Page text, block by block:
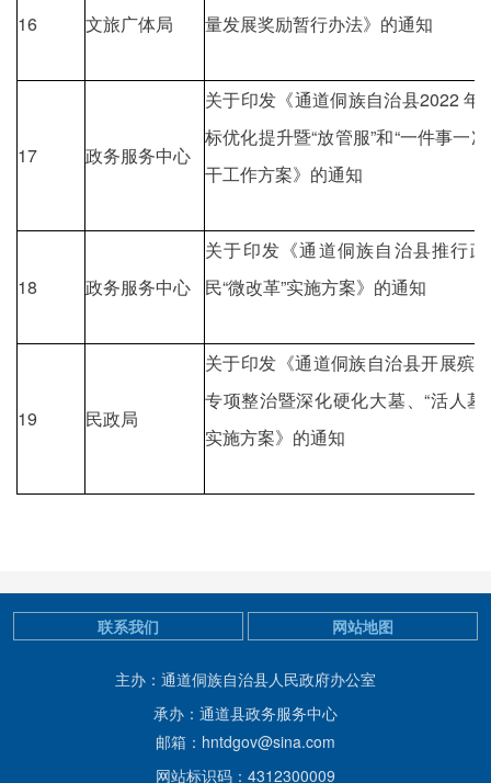
16 文旅广体局
量发展奖励暂行办法》的通知
17 政务服务中心
关于印发《通道侗族自治县2022 年
标优化提升暨“放管服”和“一件事一
干工作方案》的通知
18 政务服务中心
关于印发《通道侗族自治县推行
民“微改革”实施方案》的通知
19 民政局
关于印发《通道侗族自治县开展殡
专项整治暨深化硬化大墓、“活人墓
实施方案》的通知
主办：通道侗族自治县人民政府办公室
承办：通道县政务服务中心
邮箱：hntdgov@sina.com
网站标识码：4312300009
联系我们 网站地图